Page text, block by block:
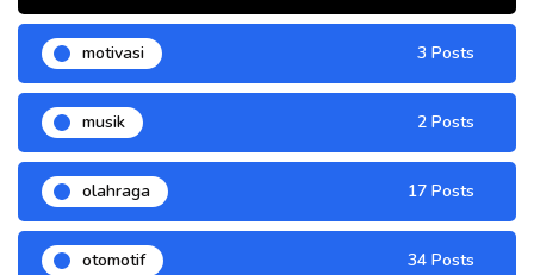
motivasi 3 Posts
musik 2 Posts
olahraga 17 Posts
otomotif 34 Posts